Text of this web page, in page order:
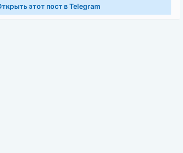
этот пост в Telegram